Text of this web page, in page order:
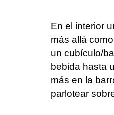
En el interior
más allá
un cubículo/
bebida hasta
más en la
parlotear